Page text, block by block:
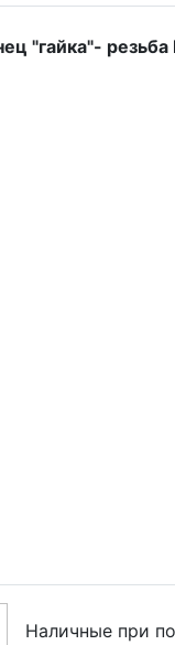
"гайка"-
Наличные при